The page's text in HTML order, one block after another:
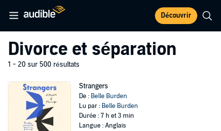
Découvrir
Divorce et séparation
1 - 20 sur 500 résultats
Strangers
De : Belle Burden
Lu par : Belle Burden
Durée : 7 h et 3 min
Langue : Anglais